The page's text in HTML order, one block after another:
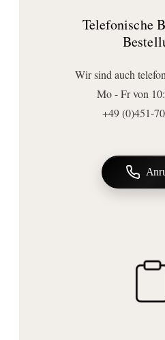
Position
Telefonische
Wir sind auch
Mo - Fr von
+49 (0)451-